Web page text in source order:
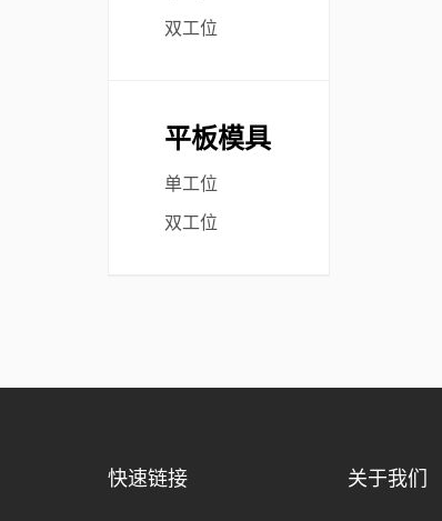
双工位
平板模具
单工位
双工位
快速链接 关于我们